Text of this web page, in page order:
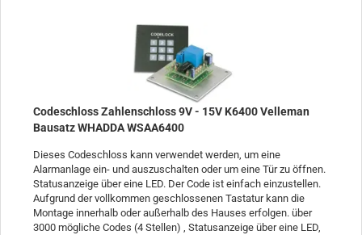
Codeschloss Zahlenschloss 9V - 15V K6400 Velleman
Bausatz WHADDA WSAA6400
Dieses Codeschloss kann verwendet werden, um eine
Alarmanlage ein- und auszuschalten oder um eine Tür zu öffnen.
Statusanzeige über eine LED. Der Code ist einfach einzustellen.
Aufgrund der vollkommen geschlossenen Tastatur kann die
Montage innerhalb oder außerhalb des Hauses erfolgen. über
3000 mögliche Codes (4 Stellen) , Statusanzeige über eine LED,